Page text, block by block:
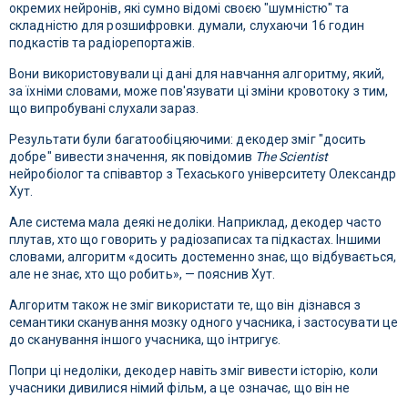
окремих нейронів, які сумно відомі своєю "шумністю" та
складністю для розшифровки. думали, слухаючи 16 годин
подкастів та радіорепортажів.
Вони використовували ці дані для навчання алгоритму, який,
за їхніми словами, може пов'язувати ці зміни кровотоку з тим,
що випробувані слухали зараз.
Результати були багатообіцяючими: декодер зміг "досить
добре" вивести значення, як повідомив The Scientist
нейробіолог та співавтор з Техаського університету Олександр
Хут.
Але система мала деякі недоліки. Наприклад, декодер часто
плутав, хто що говорить у радіозаписах та підкастах. Іншими
словами, алгоритм «досить достеменно знає, що відбувається,
але не знає, хто що робить», — пояснив Хут.
Алгоритм також не зміг використати те, що він дізнався з
семантики сканування мозку одного учасника, і застосувати це
до сканування іншого учасника, що інтригує.
Попри ці недоліки, декодер навіть зміг вивести історію, коли
учасники дивилися німий фільм, а це означає, що він не